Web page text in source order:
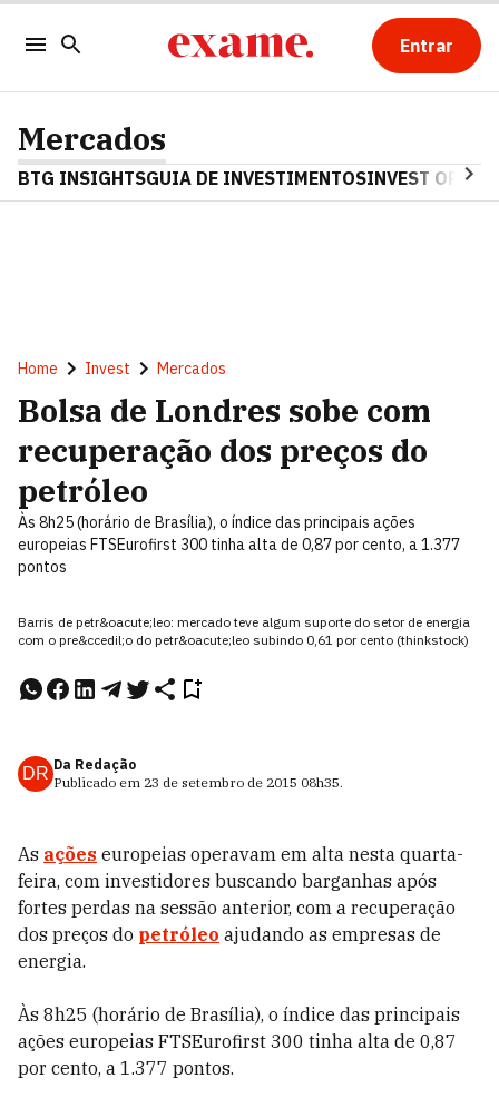
Entrar
Mercados
BTG INSIGHTSGUIA DE INVESTIMENTOSINVEST OPINA
Home Invest Mercados
Bolsa de Londres sobe com
recuperação dos preços do
petróleo
Às 8h25 (horário de Brasília), o índice das principais ações
europeias FTSEurofirst 300 tinha alta de 0,87 por cento, a 1.377
pontos
Barris de petr&oacute;leo: mercado teve algum suporte do setor de energia
com o pre&ccedil;o do petr&oacute;leo subindo 0,61 por cento (thinkstock)
DR Da Redação
Publicado em 23 de setembro de 2015 08h35.
As ações europeias operavam em alta nesta quarta-
feira, com investidores buscando barganhas após
fortes perdas na sessão anterior, com a recuperação
dos preços do petróleo ajudando as empresas de
energia.
Às 8h25 (horário de Brasília), o índice das principais
ações europeias FTSEurofirst 300 tinha alta de 0,87
por cento, a 1.377 pontos.